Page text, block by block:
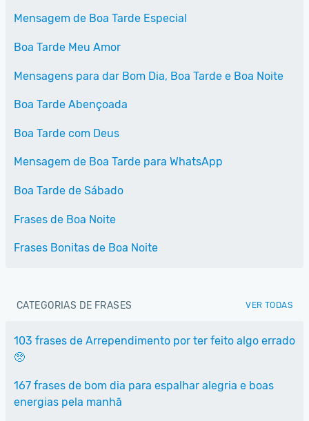
Mensagem de Boa Tarde Especial
Boa Tarde Meu Amor
Mensagens para dar Bom Dia, Boa Tarde e Boa Noite
Boa Tarde Abençoada
Boa Tarde com Deus
Mensagem de Boa Tarde para WhatsApp
Boa Tarde de Sábado
Frases de Boa Noite
Frases Bonitas de Boa Noite
CATEGORIAS DE FRASES VER TODAS
103 frases de Arrependimento por ter feito algo errado
🥺
167 frases de bom dia para espalhar alegria e boas
energias pela manhã